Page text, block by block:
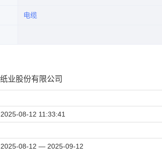
电缆
业股份有限公司
2025-08-12 11:33:41
2025-08-12 — 2025-09-12